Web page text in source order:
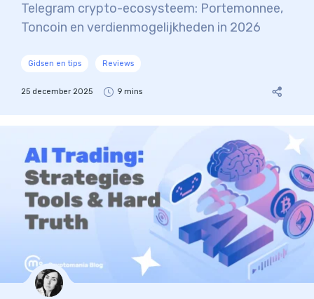
Telegram crypto-ecosysteem: Portemonnee,
Toncoin en verdienmogelijkheden in 2026
Gidsen en tips Reviews
25 december 2025 9 mins